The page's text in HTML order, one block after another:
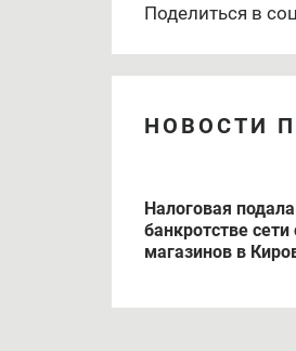
Поделиться в
НОВОСТИ
Налоговая
банкротстве
магазинов в